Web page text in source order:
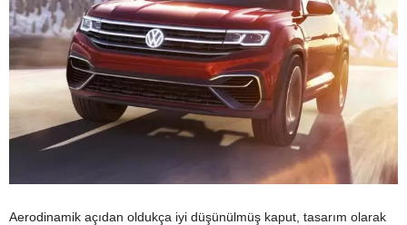
Aerodinamik açıdan oldukça iyi düşünülmüş kaput, tasarım olarak